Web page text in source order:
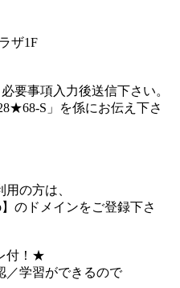
ザ1F
要事項入力後送信下さい。
S」を係にお伝え下さ
の方は、
のドメインをご登録下さ
付！★
／学習ができるので